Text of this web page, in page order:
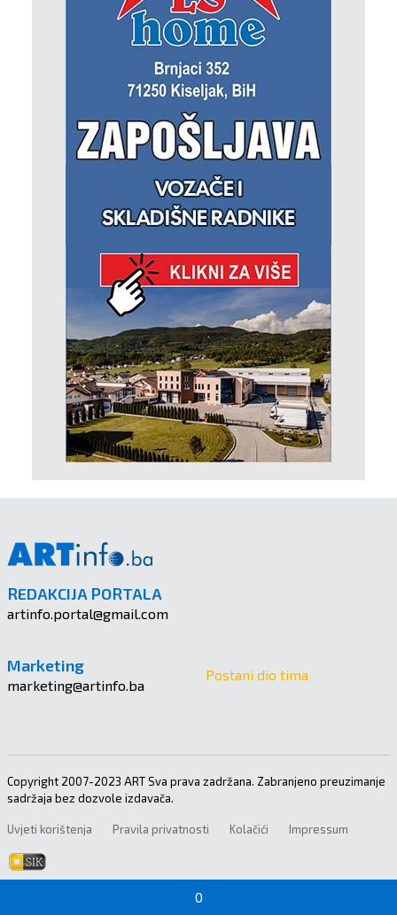
0
REDAKCIJA PORTALA
artinfo.portal@gmail.com
Marketing
marketing@artinfo.ba
Postani dio tima
Copyright 2007-2023 ART Sva prava zadržana. Zabranjeno preuzimanje
sadržaja bez dozvole izdavača.
Uvjeti korištenja Pravila privatnosti Kolačići Impressum